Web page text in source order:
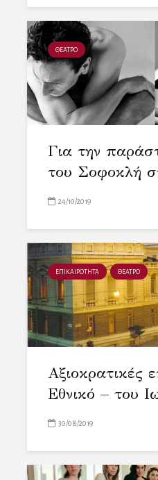
ΘΕΑΤΡΟ
Για την
του Σοφοκλή
24/10/2019
ΕΠΙΚΑΙΡΟΤΗΤΑ ΘΕΑΤΡΟ
Αξιοκρατικές
Εθνικό – του
30/08/2019